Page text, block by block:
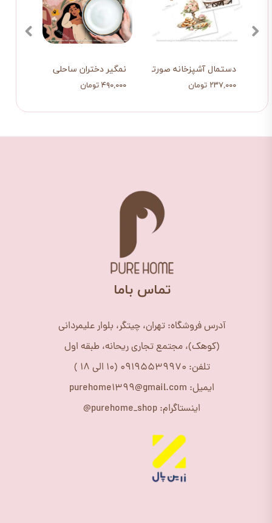
نمگیر دختران ساحلی
۴۹۰,۰۰۰ تومان
دستمال آشپزخانه صورتی
۲۳۷,۰۰۰ تومان
​تماس باما
آدرس فروشگاه: تهران، چیتگر، بلوار علیمردانی
(کوهک)، مجتمع تجاری ریحانه، طبقه اول
تلفن: 09195539970 (10 الی 18 )
ایمیل: purehome1399@gmail.com
اینستاگرام: purehome_shop@